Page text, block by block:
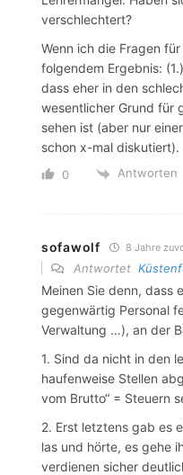
verschlechtert?
Wenn ich die Fragen
folgendem Ergebnis:
dass eher in den
wesentlicher Grund für
sehen ist (aber nur
schon x-mal diskutiert).
0 Antworten
sofawolf 8 Jahre
Antwortet
Meinen Sie denn, dass
gegenwärtig Personal
Verwaltung …), an der
1. Sind da nicht in den
haufenweise Stellen
vom Brutto“ = Steuern
2. Erst letztens gab es
las und hörte, es gehe
verdienen sicher